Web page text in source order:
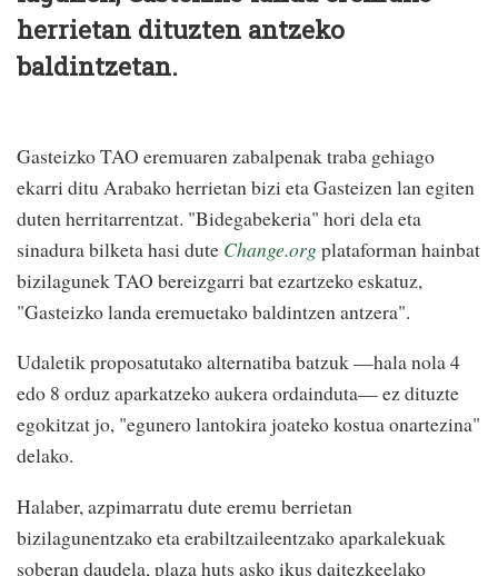
herrietan dituzten antzeko
baldintzetan.
Gasteizko TAO eremuaren zabalpenak traba gehiago
ekarri ditu Arabako herrietan bizi eta Gasteizen lan egiten
duten herritarrentzat. "Bidegabekeria" hori dela eta
sinadura bilketa hasi dute Change.orgplataforman hainbat
bizilagunek TAO bereizgarri bat ezartzeko eskatuz,
"Gasteizko landa eremuetako baldintzen antzera".
Udaletik proposatutako alternatiba batzuk —hala nola 4
edo 8 orduz aparkatzeko aukera ordainduta— ez dituzte
egokitzat jo, "egunero lantokira joateko kostua onartezina"
delako.
Halaber, azpimarratu dute eremu berrietan
bizilagunentzako eta erabiltzaileentzako aparkalekuak
soberan daudela, plaza huts asko ikus daitezkeelako